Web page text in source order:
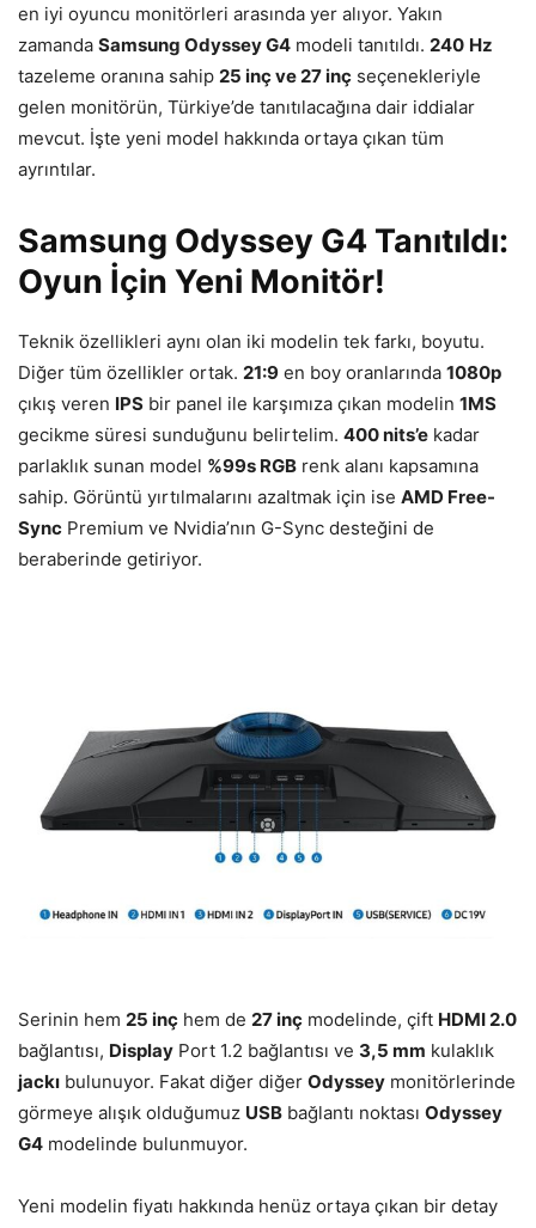
en iyi oyuncu monitörleri arasında yer alıyor. Yakın
zamanda Samsung Odyssey G4 modeli tanıtıldı. 240 Hz
tazeleme oranına sahip 25 inç ve 27 inç seçenekleriyle
gelen monitörün, Türkiye’de tanıtılacağına dair iddialar
mevcut. İşte yeni model hakkında ortaya çıkan tüm
ayrıntılar.
Samsung Odyssey G4 Tanıtıldı:
Oyun İçin Yeni Monitör!
Teknik özellikleri aynı olan iki modelin tek farkı, boyutu.
Diğer tüm özellikler ortak. 21:9 en boy oranlarında 1080p
çıkış veren IPS bir panel ile karşımıza çıkan modelin 1MS
gecikme süresi sunduğunu belirtelim. 400 nits’e kadar
parlaklık sunan model %99s RGB renk alanı kapsamına
sahip. Görüntü yırtılmalarını azaltmak için ise AMD Free-
Sync Premium ve Nvidia’nın G-Sync desteğini de
beraberinde getiriyor.
Serinin hem 25 inç hem de 27 inç modelinde, çift HDMI 2.0
bağlantısı, Display Port 1.2 bağlantısı ve 3,5 mm kulaklık
jackı bulunuyor. Fakat diğer diğer Odyssey monitörlerinde
görmeye alışık olduğumuz USB bağlantı noktası Odyssey
G4 modelinde bulunmuyor.
Yeni modelin fiyatı hakkında henüz ortaya çıkan bir detay